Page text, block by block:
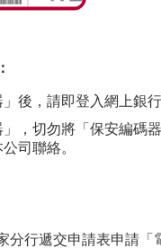
後，請即登入網上銀
，切勿將「保安編碼
司聯絡。
分行遞交申請表申請